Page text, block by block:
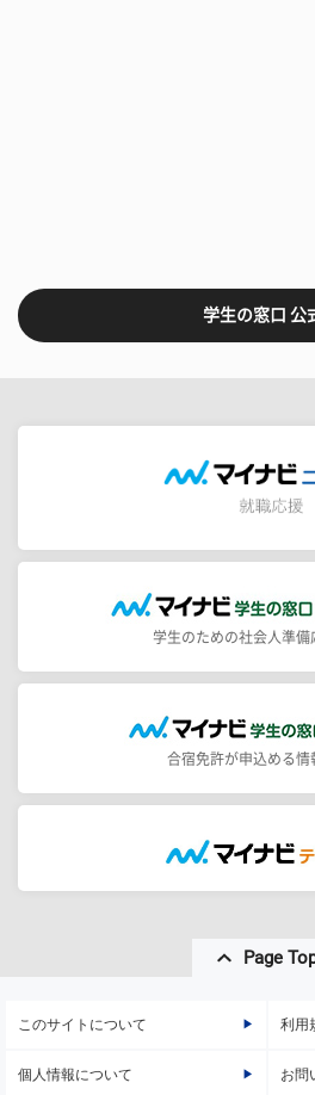
学生の窓口 公
学生のための社会人準備
合宿免許が申込める情
Page
このサイトについて 利用
個人情報について お問